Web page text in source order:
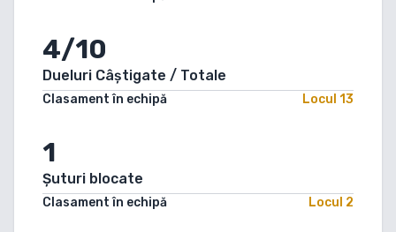
4/10
Dueluri Câștigate / Totale
Clasament în echipă Locul 13
1
Șuturi blocate
Clasament în echipă Locul 2